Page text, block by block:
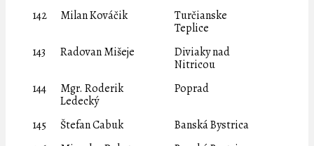
142
Milan Kováčik
Turčianske
Teplice
143
Radovan Mišeje
Diviaky nad
Nitricou
144
Mgr. Roderik
Ledecký
Poprad
145 Štefan Cabuk
Banská Bystrica